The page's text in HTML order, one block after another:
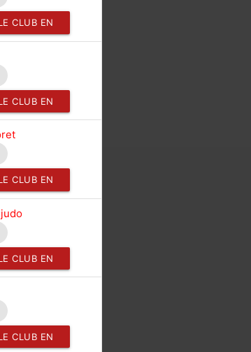
CLUB EN
CLUB EN
CLUB EN
CLUB EN
CLUB EN